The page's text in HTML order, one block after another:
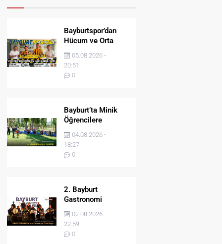
Bayburtspor’dan
Hücum ve Orta
Sahaya İki Önemli
Takviye
05.08.2026 -
20:51
0
Bayburt’ta Minik
Öğrencilere
Jandarma Mesleği
Tanıtıldı
04.08.2026 -
18:27
0
2. Bayburt
Gastronomi
Festivali BAYDER
Müzik Korosu
Konseriyle Final
Yaptı
02.08.2026 -
22:59
0